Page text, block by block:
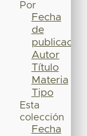
Por
Fecha
de
publicación
Autor
Título
Materia
Tipo
Esta
colección
Fecha